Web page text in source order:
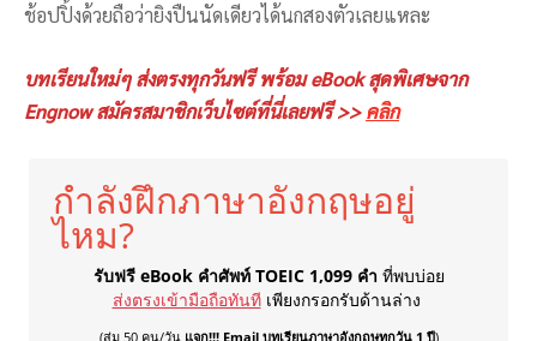
ช้อปปิ้งด้วยถือว่ายิงปืนนัดเดียวได้นกสองตัวเลยแหละ
บทเรียนใหม่ๆ ส่งตรงทุกวันฟรี พร้อม eBook สุดพิเศษจาก
Engnow สมัครสมาชิกเว็บไซต์ที่นี่เลยฟรี >>คลิก
กำลังฝึกภาษาอังกฤษอยู่
ไหม?
รับฟรี eBook คำศัพท์ TOEIC 1,099 คำ ที่พบบ่อย
ส่งตรงเข้ามือถือทันที เพียงกรอกรับด้านล่าง
(สุ่ม 50 คน/วัน แจก!!! Email บทเรียนภาษาอังกฤษทุกวัน 1 ปี)